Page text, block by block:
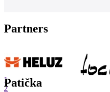
Partners
1
2
Patička